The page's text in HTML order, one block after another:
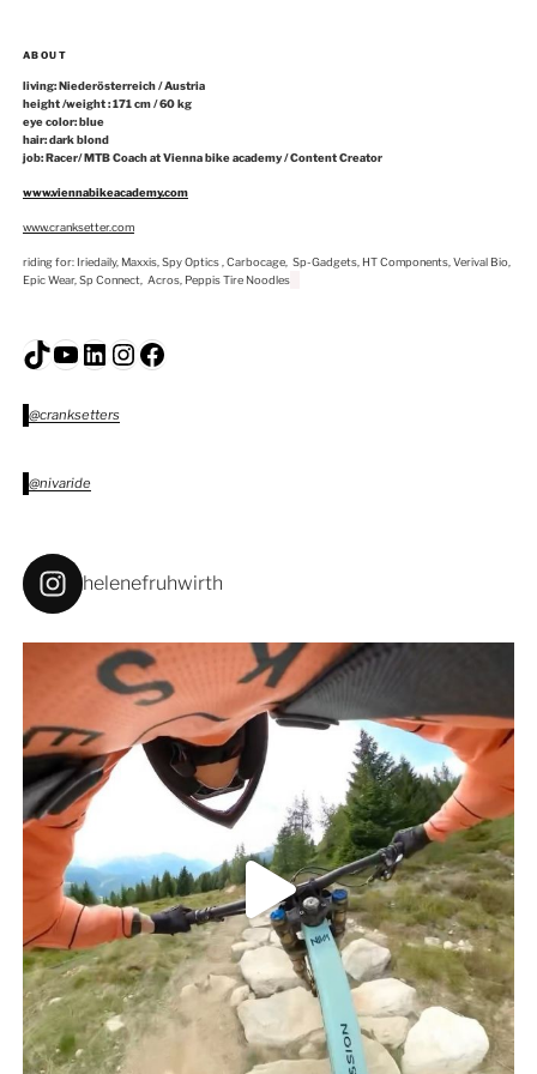
ABOUT
living: Niederösterreich / Austria
height /weight : 171 cm / 60 kg
eye color: blue
hair: dark blond
job: Racer/ MTB Coach at Vienna bike academy / Content Creator
www.viennabikeacademy.com
www.cranksetter.com
riding for: Iriedaily, Maxxis, Spy Optics , Carbocage, Sp-Gadgets, HT Components, Verival Bio,
Epic Wear, Sp Connect, Acros, Peppis Tire Noodles
TikTok
YouTube
LinkedIn
Instagram
Facebook
@cranksetters
@nivaride
helenefruhwirth